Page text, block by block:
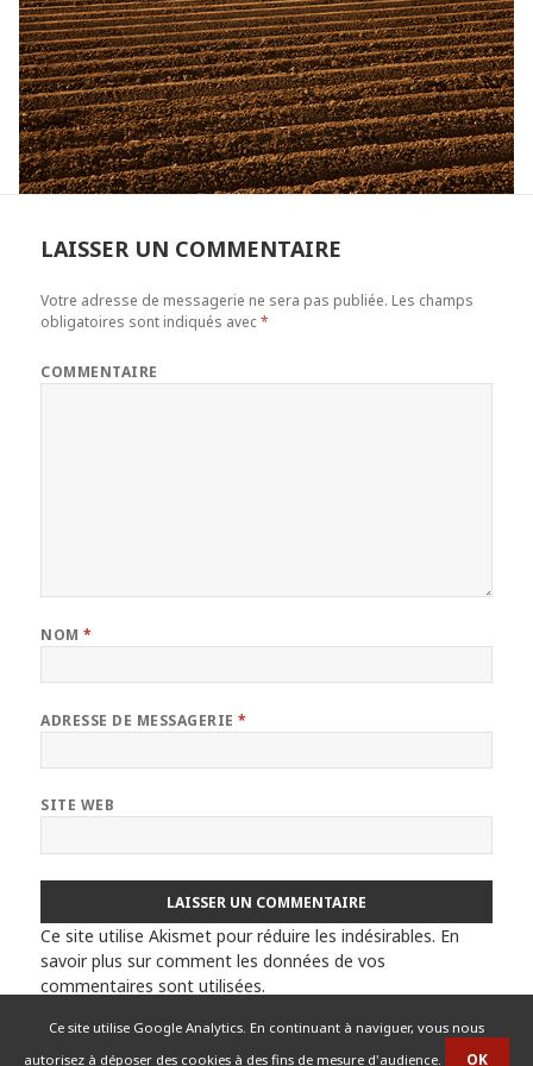
Ce site utilise Google Analytics. En continuant à naviguer, vous nous
autorisez à déposer des cookies à des fins de mesure d'audience.
LAISSER UN COMMENTAIRE
Votre adresse de messagerie ne sera pas publiée. Les champs
obligatoires sont indiqués avec*
COMMENTAIRE
NOM*
ADRESSE DE MESSAGERIE*
SITE WEB
Ce site utilise Akismet pour réduire les indésirables. En
savoir plus sur comment les données de vos
commentaires sont utilisées.